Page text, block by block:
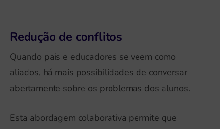
Redução de conflitos
Quando pais e educadores se veem como
aliados, há mais possibilidades de conversar
abertamente sobre os problemas dos alunos.
Esta abordagem colaborativa permite que